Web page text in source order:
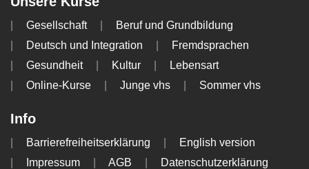
Gesellschaft
Beruf und Grundbildung
Deutsch und Integration
Fremdsprachen
Gesundheit
Kultur
Lebensart
Online-Kurse
Junge vhs Sommer vhs
Info
Barrierefreiheitserklärung
English version
Impressum
AGB
Datenschutzerklärung